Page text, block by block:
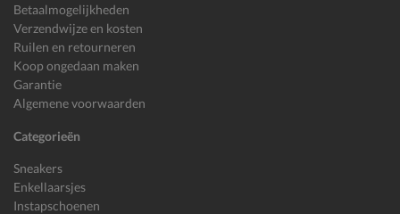
Betaalmogelijkheden
Verzendwijze en kosten
Ruilen en retourneren
Koop ongedaan maken
Garantie
Algemene voorwaarden
Categorieën
Sneakers
Enkellaarsjes
Instapschoenen